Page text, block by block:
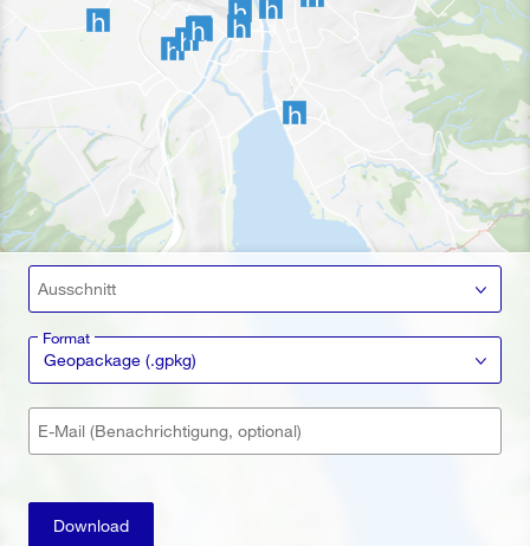
Ausschnitt
Format
Geopackage (.gpkg)
E-Mail (Benachrichtigung, optional)
Download